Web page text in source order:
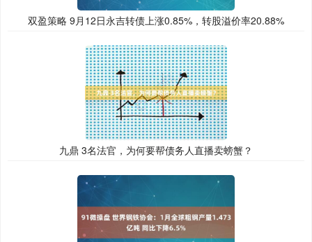
双盈策略 9月12日永吉转债上涨0.85%，转股溢价率20.88%
九鼎 3名法官，为何要帮债务人直播卖螃蟹？